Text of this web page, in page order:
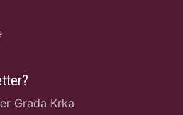
Grada Krka